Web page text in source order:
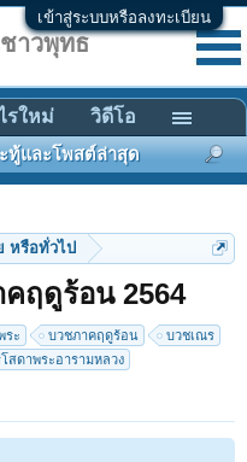
เข้าสู่ระบบหรือลงทะเบียน
หรือทั่วไป
ฤดูร้อน 2564
ระ บวชภาคฤดูร้อน
บวชเณร
สดาพระอารามหลวง
าวพุทธ
ทู้และโพสต์ล่าสุด
รใหม่ วิดีโอ